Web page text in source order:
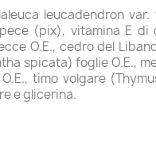
leucadendron
(pix), vitamina E di
O.E., cedro del
spicata) foglie O.E.,
timo volgare
e glicerina.